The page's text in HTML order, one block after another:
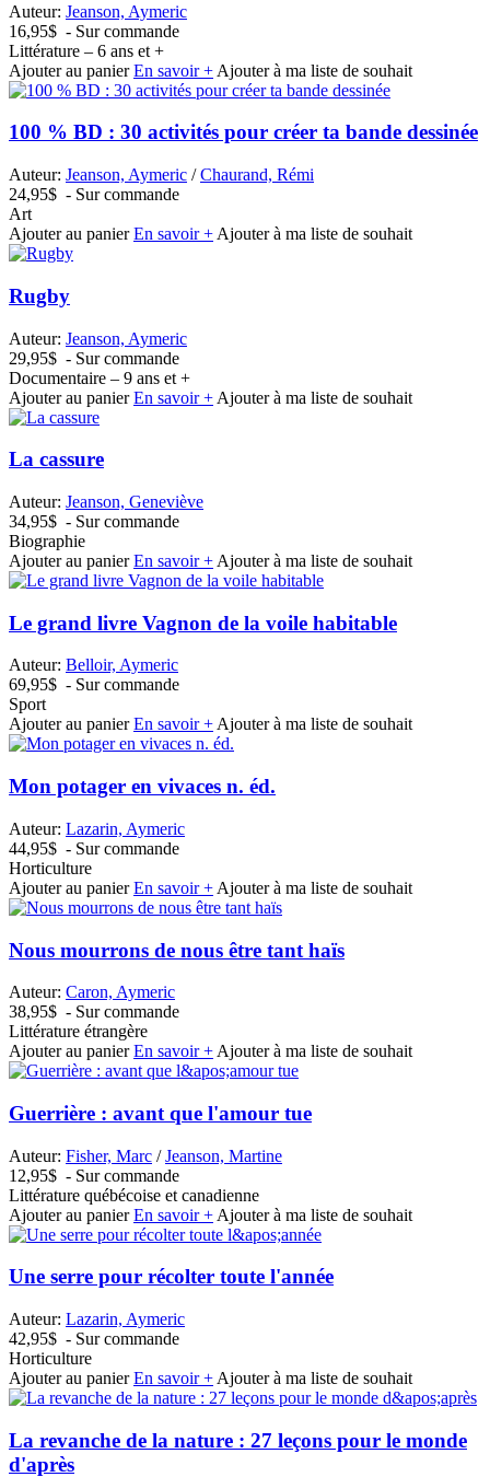
Auteur: Jeanson, Aymeric
16,95$ - Sur commande
Littérature – 6 ans et +
Ajouter au panier En savoir + Ajouter à ma liste de souhait
100 % BD : 30 activités pour créer ta bande dessinée
Auteur: Jeanson, Aymeric /Chaurand, Rémi
24,95$ - Sur commande
Art
Ajouter au panier En savoir + Ajouter à ma liste de souhait
Rugby
Auteur: Jeanson, Aymeric
29,95$ - Sur commande
Documentaire – 9 ans et +
Ajouter au panier En savoir + Ajouter à ma liste de souhait
La cassure
Auteur: Jeanson, Geneviève
34,95$ - Sur commande
Biographie
Ajouter au panier En savoir + Ajouter à ma liste de souhait
Le grand livre Vagnon de la voile habitable
Auteur: Belloir, Aymeric
69,95$ - Sur commande
Sport
Ajouter au panier En savoir + Ajouter à ma liste de souhait
Mon potager en vivaces n. éd.
Auteur: Lazarin, Aymeric
44,95$ - Sur commande
Horticulture
Ajouter au panier En savoir + Ajouter à ma liste de souhait
Nous mourrons de nous être tant haïs
Auteur: Caron, Aymeric
38,95$ - Sur commande
Littérature étrangère
Ajouter au panier En savoir + Ajouter à ma liste de souhait
Guerrière : avant que l'amour tue
Auteur: Fisher, Marc /Jeanson, Martine
12,95$ - Sur commande
Littérature québécoise et canadienne
Ajouter au panier En savoir + Ajouter à ma liste de souhait
Une serre pour récolter toute l'année
Auteur: Lazarin, Aymeric
42,95$ - Sur commande
Horticulture
Ajouter au panier En savoir + Ajouter à ma liste de souhait
La revanche de la nature : 27 leçons pour le monde
d'après